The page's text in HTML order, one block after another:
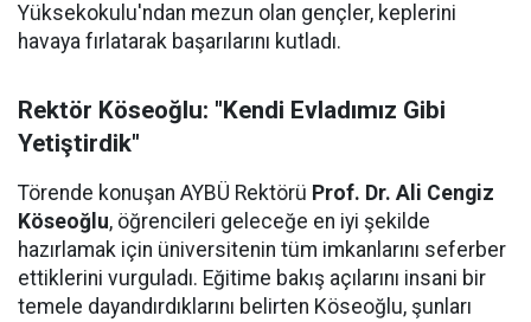
Yüksekokulu'ndan mezun olan gençler, keplerini
havaya fırlatarak başarılarını kutladı.
Rektör Köseoğlu: "Kendi Evladımız Gibi
Yetiştirdik"
Törende konuşan AYBÜ Rektörü Prof. Dr. Ali Cengiz
Köseoğlu, öğrencileri geleceğe en iyi şekilde
hazırlamak için üniversitenin tüm imkanlarını seferber
ettiklerini vurguladı. Eğitime bakış açılarını insani bir
temele dayandırdıklarını belirten Köseoğlu, şunları